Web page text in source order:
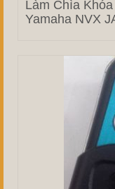
Làm Chìa
Yamaha NVX